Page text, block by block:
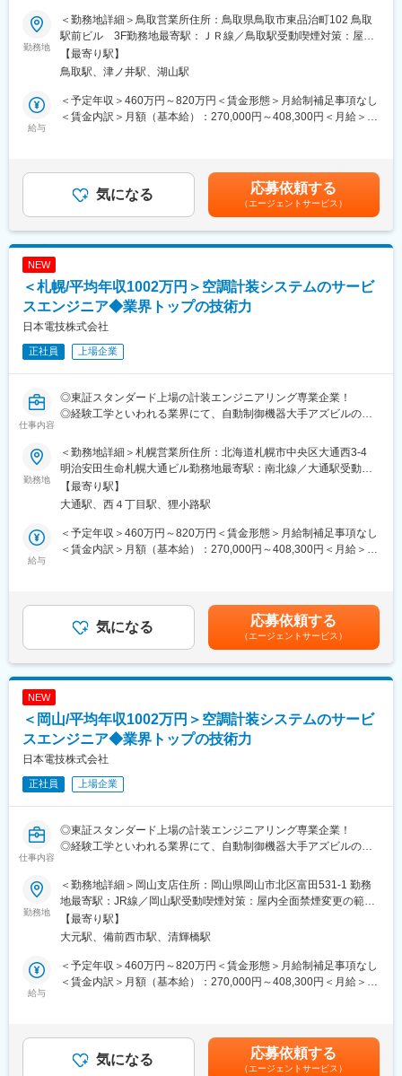
しての空調自動制御システムの継続メンテナンス契約、緊急対
応、スポット工事の見積、提案、受注管理、一部メンテナンス業
務をお任せします。見積作成など事務作業においては営業アシス
タントの方のサポートがあります。
※担当企業数は、企業規模にもよりますが数件～10数件ほどで
す。
＼健康経営優良法人・2024年くるみん取得／
ルビーイングを推進しており、従業員の健康増進によりモチベー
<借り上げ社宅について>
現住所から通勤が困難であると判断された場合、借り上げ社宅の
◎脱炭素などサステナブルな社会の実現にも貢献！
◎男性育休取得率75％！
＼最少のエネルギーで快適な環境を実現する技術／
計装とは…ビルや工場において、空調や生産ラインなど各種の設
備・機械装置を計測・監視・制御の手法によって自動コントロー
ルする技術のこと
近年、省エネ化に必須の技術として注目され、最新のIoT・AI技術
＼日本電技株式会社の魅力／
★高水準の給与体系！
利益を確りと社員へ還元する経営方針の基、基本給の改定、賞与
支給を行っております。
★高い技術力！
高度化するアズビルの新製品を使いこなし、年々複雑化・大型化
する物件への対応力は
<業務内容>
しての空調自動制御システムの継続メンテナンス契約、緊急対
応、スポット工事の見積、提案、受注管理、一部メンテナンス業
務をお任せします。見積作成など事務作業においては営業アシス
タントの方のサポートがあります。
※担当企業数は、企業規模にもよりますが数件～10数件ほどで
す。
＼健康経営優良法人・2024年くるみん取得／
ルビーイングを推進しており、従業員の健康増進によりモチベー
<借り上げ社宅について>
現住所から通勤が困難であると判断された場合、借り上げ社宅の
勤務地
＜勤務地詳細＞鳥取営業所住所：鳥取県鳥取市東品治町102 鳥取
駅前ビル 3F勤務地最寄駅：ＪＲ線／鳥取駅受動喫煙対策：屋内
全面禁煙変更の範囲：会社の定める事業所（リモートワーク含
む）
【最寄り駅】
鳥取駅、津ノ井駅、湖山駅
給与
＜予定年収＞460万円～820万円＜賃金形態＞月給制補足事項なし
＜賃金内訳＞月額（基本給）：270,000円～408,300円＜月給＞
年1回（7月）■賞与：年2回（6月・12月※基本給の5ヶ月分）■モ
デル年収：25歳（560万円）、32歳（640万円）、37歳（720万
円）賃金はあくまでも目安の金額であり、選考を通じて上下する
可能性があります。月給(月額)は固定手当を含めた表記です。
気になる 応募依頼する
（エージェントサービス）
NEW
＜札幌/平均年収1002万円＞空調計装システムのサービ
スエンジニア◆業界トップの技術力
日本電技株式会社
正社員 上場企業
仕事内容
◎東証スタンダード上場の計装エンジニアリング専業企業！
◎経験工学といわれる業界にて、自動制御機器大手アズビルの最
◎脱炭素などサステナブルな社会の実現にも貢献！
◎男性育休取得率75％！
＼最少のエネルギーで快適な環境を実現する技術／
計装とは…ビルや工場において、空調や生産ラインなど各種の設
備・機械装置を計測・監視・制御の手法によって自動コントロー
ルする技術のこと
近年、省エネ化に必須の技術として注目され、最新のIoT・AI技術
＼日本電技株式会社の魅力／
★高水準の給与体系！
利益を確りと社員へ還元する経営方針の基、基本給の改定、賞与
支給を行っております。
★高い技術力！
高度化するアズビルの新製品を使いこなし、年々複雑化・大型化
する物件への対応力は
<業務内容>
しての空調自動制御システムの継続メンテナンス契約、緊急対
応、スポット工事の見積、提案、受注管理、一部メンテナンス業
務をお任せします。見積作成など事務作業においては営業アシス
タントの方のサポートがあります。
※担当企業数は、企業規模にもよりますが数件～10数件ほどで
す。
勤務地
＜勤務地詳細＞札幌営業所住所：北海道札幌市中央区大通西3-4
明治安田生命札幌大通ビル勤務地最寄駅：南北線／大通駅受動喫
煙対策：敷地内全面禁煙変更の範囲：会社の定める事業所（リモ
ートワーク含む）
【最寄り駅】
大通駅、西４丁目駅、狸小路駅
給与
＜予定年収＞460万円～820万円＜賃金形態＞月給制補足事項なし
＜賃金内訳＞月額（基本給）：270,000円～408,300円＜月給＞
年1回（7月）■賞与：年2回（6月・12月※基本給の5ヶ月分）■モ
デル年収：25歳（560万円）、32歳（640万円）、37歳（720万
円）賃金はあくまでも目安の金額であり、選考を通じて上下する
可能性があります。月給(月額)は固定手当を含めた表記です。
気になる 応募依頼する
（エージェントサービス）
NEW
＜岡山/平均年収1002万円＞空調計装システムのサービ
スエンジニア◆業界トップの技術力
日本電技株式会社
正社員 上場企業
仕事内容
◎東証スタンダード上場の計装エンジニアリング専業企業！
◎経験工学といわれる業界にて、自動制御機器大手アズビルの最
◎脱炭素などサステナブルな社会の実現にも貢献！
◎男性育休取得率75％！
＼最少のエネルギーで快適な環境を実現する技術／
計装とは…ビルや工場において、空調や生産ラインなど各種の設
備・機械装置を計測・監視・制御の手法によって自動コントロー
ルする技術のこと
近年、省エネ化に必須の技術として注目され、最新のIoT・AI技術
＼日本電技株式会社の魅力／
★高水準の給与体系！
勤務地
＜勤務地詳細＞岡山支店住所：岡山県岡山市北区富田531-1 勤務
地最寄駅：JR線／岡山駅受動喫煙対策：屋内全面禁煙変更の範
囲：会社の定める事業所（リモートワーク含む）
【最寄り駅】
大元駅、備前西市駅、清輝橋駅
給与
＜予定年収＞460万円～820万円＜賃金形態＞月給制補足事項なし
＜賃金内訳＞月額（基本給）：270,000円～408,300円＜月給＞
年1回（7月）■賞与：年2回（6月・12月※基本給の5ヶ月分）■モ
デル年収：25歳（560万円）、32歳（640万円）、37歳（720万
気になる 応募依頼する
（エージェントサービス）